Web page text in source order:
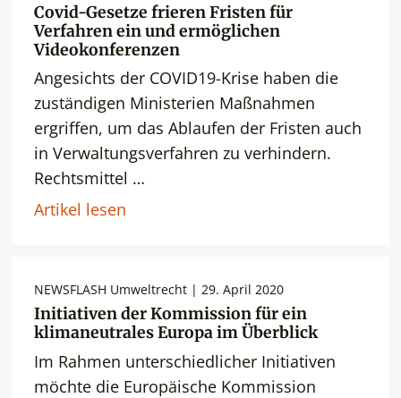
Covid-Gesetze frieren Fristen für
Verfahren ein und ermöglichen
Videokonferenzen
Angesichts der COVID19-Krise haben die
zuständigen Ministerien Maßnahmen
ergriffen, um das Ablaufen der Fristen auch
in Verwaltungsverfahren zu verhindern.
Rechtsmittel …
Artikel lesen
NEWSFLASH Umweltrecht | 29. April 2020
Initiativen der Kommission für ein
klimaneutrales Europa im Überblick
Im Rahmen unterschiedlicher Initiativen
möchte die Europäische Kommission